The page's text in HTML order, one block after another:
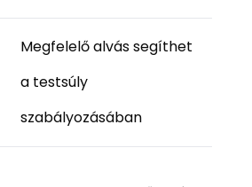
Megfelelő alvás segíthet
a testsúly
szabályozásában